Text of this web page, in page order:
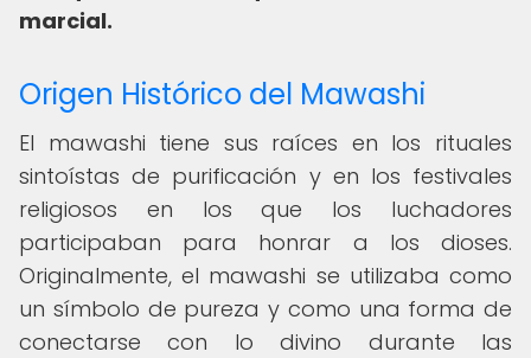
marcial.
Origen Histórico del Mawashi
El mawashi tiene sus raíces en los rituales
sintoístas de purificación y en los festivales
religiosos en los que los luchadores
participaban para honrar a los dioses.
Originalmente, el mawashi se utilizaba como
un símbolo de pureza y como una forma de
conectarse con lo divino durante las